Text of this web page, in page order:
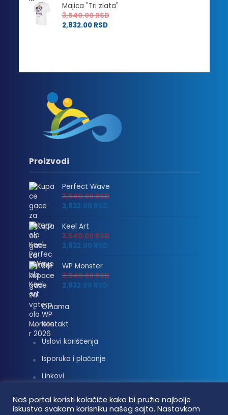
Majica "Tri zlata"
3,540.00RSD
2,832.00 RSD
Proizvodi
Perfect Wave
3,540.00RSD
2,832.00 RSD
Keel Art
3,540.00RSD
2,832.00 RSD
WP Monster
3,540.00RSD
2,832.00 RSD
O nama
Kontakt
Uslovi korišćenja
Isporuka i plaćanje
Linkovi
Naš portal koristi kolačiće kako bi pružio najbolje
iskustvo svakom korisniku našeg sajta. Nastavkom